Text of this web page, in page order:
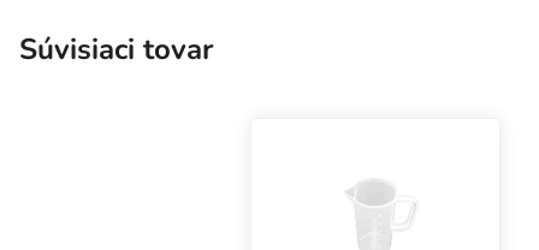
Súvisiaci tovar